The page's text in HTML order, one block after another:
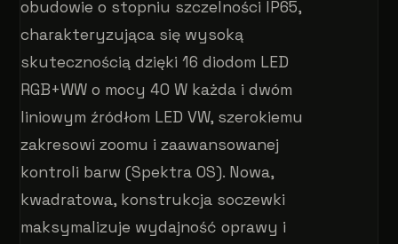
obudowie o stopniu szczelności IP65,
charakteryzująca się wysoką
skutecznością dzięki 16 diodom LED
RGB+WW o mocy 40 W każda i dwóm
liniowym źródłom LED VW, szerokiemu
zakresowi zoomu i zaawansowanej
kontroli barw (Spektra OS). Nowa,
kwadratowa, konstrukcja soczewki
maksymalizuje wydajność oprawy i